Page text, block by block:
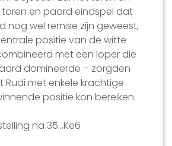
en paard eindspel dat
nog wel remise zijn geweest,
positie van de witte
met een loper die
domineerde – zorgden
Rudi met enkele krachtige
positie kon bereiken.
na 35..,Ke6